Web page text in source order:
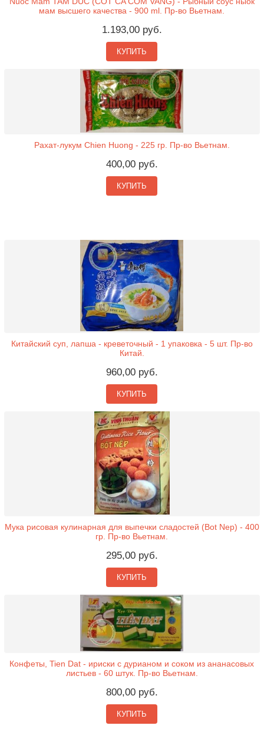
мам высшего качества - 900 ml. Пр-во Вьетнам.
1.193,00 руб.
КУПИТЬ
Рахат-лукум Chien Huong - 225 гр. Пр-во Вьетнам.
400,00 руб.
КУПИТЬ
Китайский суп, лапша - креветочный - 1 упаковка - 5 шт. Пр-во
Китай.
960,00 руб.
КУПИТЬ
Мука рисовая кулинарная для выпечки сладостей (Bot Nep) - 400
гр. Пр-во Вьетнам.
295,00 руб.
КУПИТЬ
Конфеты, Tien Dat - ириски с дурианом и соком из ананасовых
листьев - 60 штук. Пр-во Вьетнам.
800,00 руб.
КУПИТЬ